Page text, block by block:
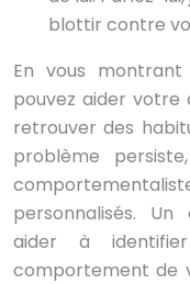
blottir contre
En vous
pouvez aider votre
retrouver des
problème
personnalisés.
aider à
comportement de